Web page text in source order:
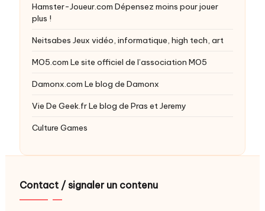
Hamster-Joueur.com Dépensez moins pour jouer
plus !
Neitsabes Jeux vidéo, informatique, high tech, art
MO5.com Le site officiel de l’association MO5
Damonx.com Le blog de Damonx
Vie De Geek.frLe blog de Pras et Jeremy
Culture Games
Contact / signaler un contenu